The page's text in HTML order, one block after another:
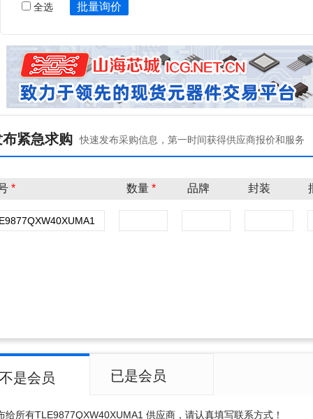
全选 批量询价
布紧急求购 快速发布采购信息，第一时间获得供应商报价和服务
* 数量 * 品牌 封装
是会员 已是会员
给所有TLE9877QXW40XUMA1 供应商，请认真填写联系方式！